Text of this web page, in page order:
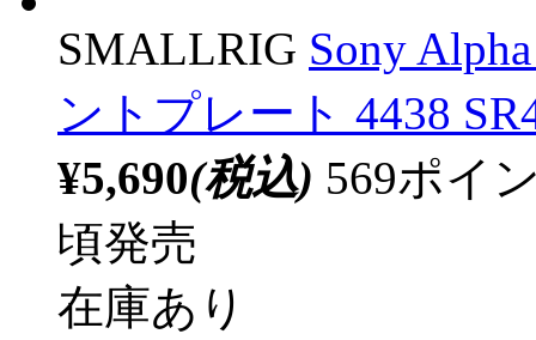
SMALLRIG Sony
ントプレート 4438
¥5,690(税込) 569ポイ
頃発売
在庫あり